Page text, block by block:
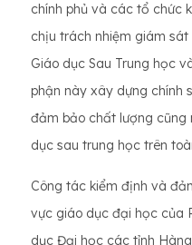
chính phủ và các tổ chức
chịu trách nhiệm giám
Giáo dục Sau Trung học
phận này xây dựng chính
đảm bảo chất lượng cũng
dục sau trung học trên
Công tác kiểm định và
vực giáo dục đại học của
dục Đại học các tỉnh